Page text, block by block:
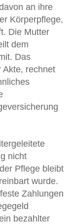
an ihre
Körperpflege,
Die Mutter
dem
Das
Akte, rechnet
nicht
Pflege bleibt
wurde.
Zahlungen
bezahlter